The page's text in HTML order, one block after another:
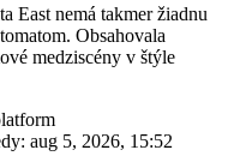
East nemá takmer žiadnu
Obsahovala
medziscény v štýle
aug 5, 2026, 15:52